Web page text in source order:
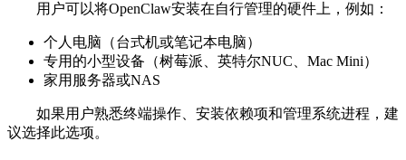
用户可以将OpenClaw安装在自行管理的硬件上，例如：
个人电脑（台式机或笔记本电脑）
专用的小型设备（树莓派、英特尔NUC、Mac Mini）
家用服务器或NAS
如果用户熟悉终端操作、安装依赖项和管理系统进程，建
议选择此选项。